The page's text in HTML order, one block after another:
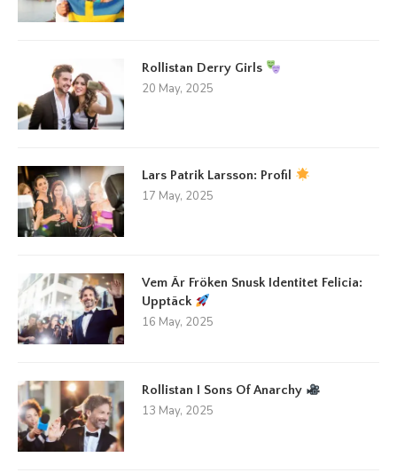
Rollistan Derry Girls
20 May, 2025
Lars Patrik Larsson: Profil
17 May, 2025
Vem Är Fröken Snusk Identitet Felicia:
Upptäck
16 May, 2025
Rollistan I Sons Of Anarchy
13 May, 2025